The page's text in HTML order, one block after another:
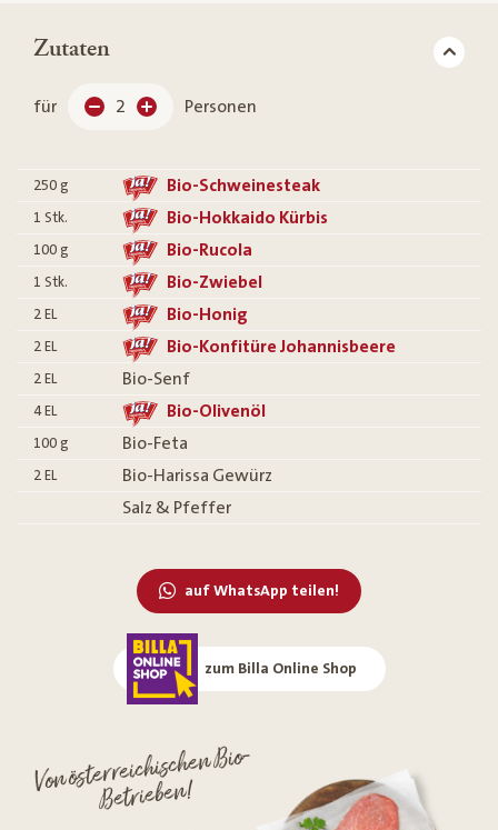
Zutaten
für 2 Personen
250 g Bio-Schweinesteak
1 Stk. Bio-Hokkaido Kürbis
100 g Bio-Rucola
1 Stk. Bio-Zwiebel
2 EL Bio-Honig
2 EL Bio-Konfitüre Johannisbeere
2 EL Bio-Senf
4 EL Bio-Olivenöl
100 g Bio-Feta
2 EL
Bio-Harissa Gewürz
Salz & Pfeffer
auf WhatsApp teilen!
zum Billa Online Shop
Von österreichischen Bio-
Betrieben!